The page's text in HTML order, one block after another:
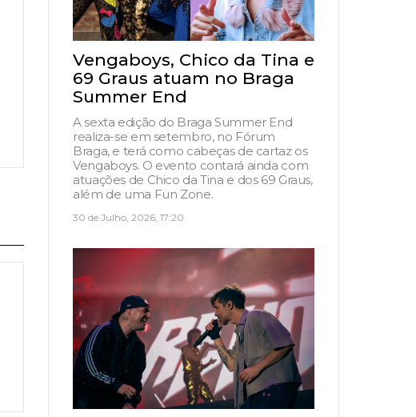
Vengaboys, Chico da Tina e
69 Graus atuam no Braga
Summer End
A sexta edição do Braga Summer End
realiza-se em setembro, no Fórum
Braga, e terá como cabeças de cartaz os
Vengaboys. O evento contará ainda com
atuações de Chico da Tina e dos 69 Graus,
além de uma Fun Zone.
30 de Julho, 2026, 17:20